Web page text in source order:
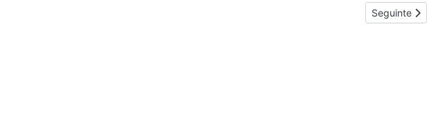
Artigo
Seguinte